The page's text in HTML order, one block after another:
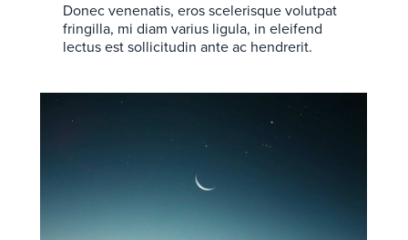
Donec venenatis, eros scelerisque volutpat
fringilla, mi diam varius ligula, in eleifend
lectus est sollicitudin ante ac hendrerit.